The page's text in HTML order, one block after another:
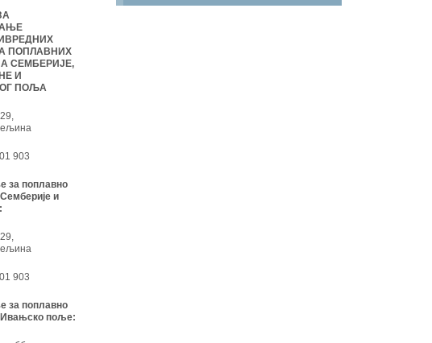
ПОПЛАВНИХ
СЕМБЕРИЈЕ,
И
ПОЉА
903
за поплавно
и
903
за поплавно
Ивањско поље: